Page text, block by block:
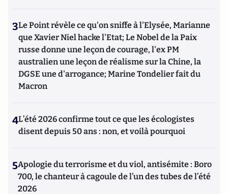
3Le Point révèle ce qu'on sniffe à l'Elysée, Marianne
que Xavier Niel hacke l'Etat; Le Nobel de la Paix
russe donne une leçon de courage, l'ex PM
australien une leçon de réalisme sur la Chine, la
DGSE une d'arrogance; Marine Tondelier fait du
Macron
4L’été 2026 confirme tout ce que les écologistes
disent depuis 50 ans : non, et voilà pourquoi
5Apologie du terrorisme et du viol, antisémite : Boro
700, le chanteur à cagoule de l’un des tubes de l’été
2026